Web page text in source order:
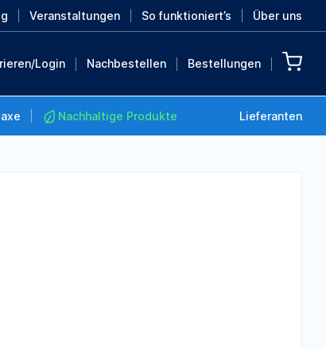
Veranstaltungen So funktioniert’s Über uns
Login Nachbestellen Bestellungen
Nachhaltige Produkte Lieferanten